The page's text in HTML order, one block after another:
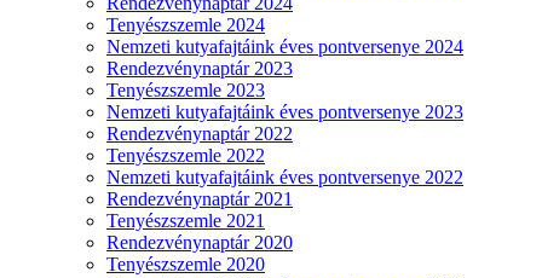
Tenyészszemle 2024
Nemzeti kutyafajtáink éves pontversenye 2024
Rendezvénynaptár 2023
Tenyészszemle 2023
Nemzeti kutyafajtáink éves pontversenye 2023
Rendezvénynaptár 2022
Tenyészszemle 2022
Nemzeti kutyafajtáink éves pontversenye 2022
Rendezvénynaptár 2021
Tenyészszemle 2021
Rendezvénynaptár 2020
Tenyészszemle 2020